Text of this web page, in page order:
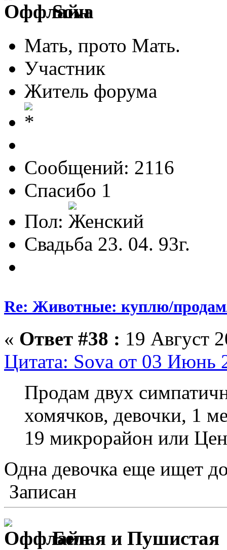
Sova
Мать, прото Мать.
Участник
Житель форума
Сообщений: 2116
Спасибо 1
Пол:
Свадьба 23. 04. 93г.
Re: Животные: куплю/
« Ответ #38 : 19 Август
Цитата: Sova от 03 Июнь
Продам двух
хомячков, девочки, 1
19 микрорайон или
Одна девочка еще ищет
Записан
Белая и Пушистая